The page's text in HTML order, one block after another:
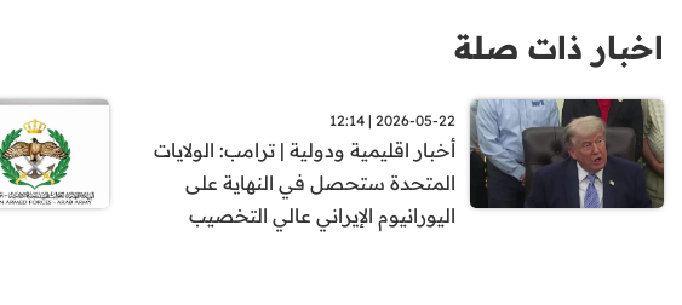
اخبار ذات صلة
2026-05-22 | 12:14
أخبار اقليمية ودولية | ترامب: الولايات
المتحدة ستحصل في النهاية على
اليورانيوم الإيراني عالي التخصيب